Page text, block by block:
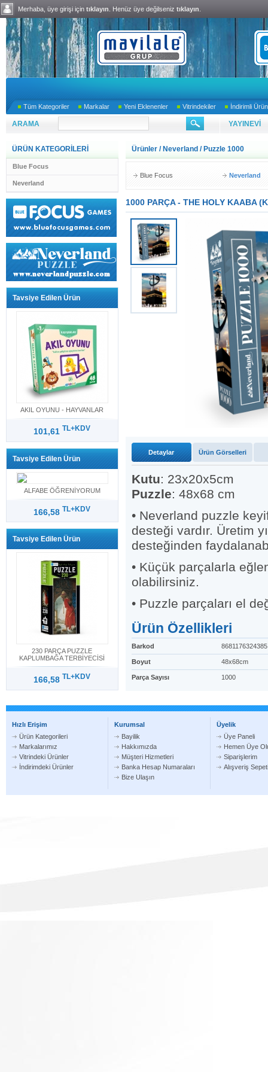
Merhaba, üye girişi için tıklayın . Henüz üye değilseniz tıklayın
Tüm Kategoriler Markalar Yeni Eklenenler Vitrindekiler İndirimli
ARAMA YAYINEVİ
ÜRÜN KATEGORİLERİ
Blue Focus
Neverland
Tavsiye Edilen Ürün
AKIL OYUNU - HAYVANLAR
101,61 TL+KDV
Tavsiye Edilen Ürün
ALFABE ÖĞRENİYORUM
166,58 TL+KDV
Tavsiye Edilen Ürün
230 PARÇA PUZZLE
KAPLUMBAĞA TERBİYECİSİ
166,58 TL+KDV
Ürünler / Neverland / Puzzle 1000
Blue Focus Neverland
1000 PARÇA - THE HOLY KAABA
Detaylar Ürün Görselleri
Kutu: 23x20x5cm
Puzzle: 48x68 cm
• Neverland puzzle
desteği vardır. Üretim
desteğinden
• Küçük parçalarla
olabilirsiniz.
• Puzzle parçaları el
Ürün Özellikleri
Barkod 8681176324385
Boyut 48x68cm
Parça Sayısı 1000
Hızlı Erişim
Ürün Kategorileri
Markalarımız
Vitrindeki Ürünler
İndirimdeki Ürünler
Kurumsal
Bayilik
Hakkımızda
Müşteri Hizmetleri
Banka Hesap Numaraları
Bize Ulaşın
Üyelik
Üye Paneli
Hemen Üye
Siparişlerim
Alışveriş